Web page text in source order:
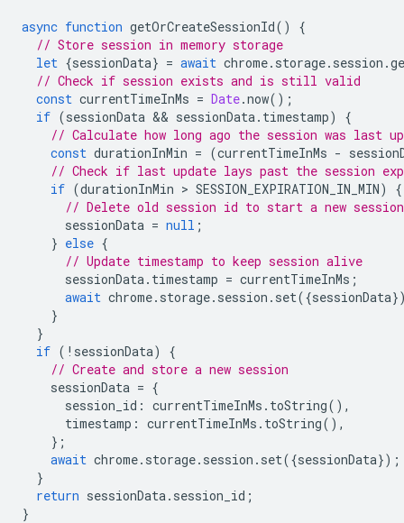
async function getOrCreateSessionId()
{
// Store session in memory storage
let {sessionData} = await chrome. storage. session .
// Check if session exists and is still valid
const currentTimeInMs = Date.now();
if (sessionData && sessionData. timestamp)
{
// Calculate how long ago the session was last
const durationInMin = (currentTimeInMs -
// Check if last update lays past the session
if (durationInMin > SESSION_EXPIRATION_IN_MIN)
{
// Delete old session id to start a new session
sessionData = null ;
} else {
// Update timestamp to keep session alive
sessionData. timestamp = currentTimeInMs ;
await chrome. storage. session . set({sessionData
}
}
if ( ! sessionData)
{
// Create and store a new session
sessionData = {
session_id : currentTimeInMs . toString(),
timestamp : currentTimeInMs . toString(),
};
await chrome. storage. session . set({sessionData});
}
return sessionData. session_id ;
}